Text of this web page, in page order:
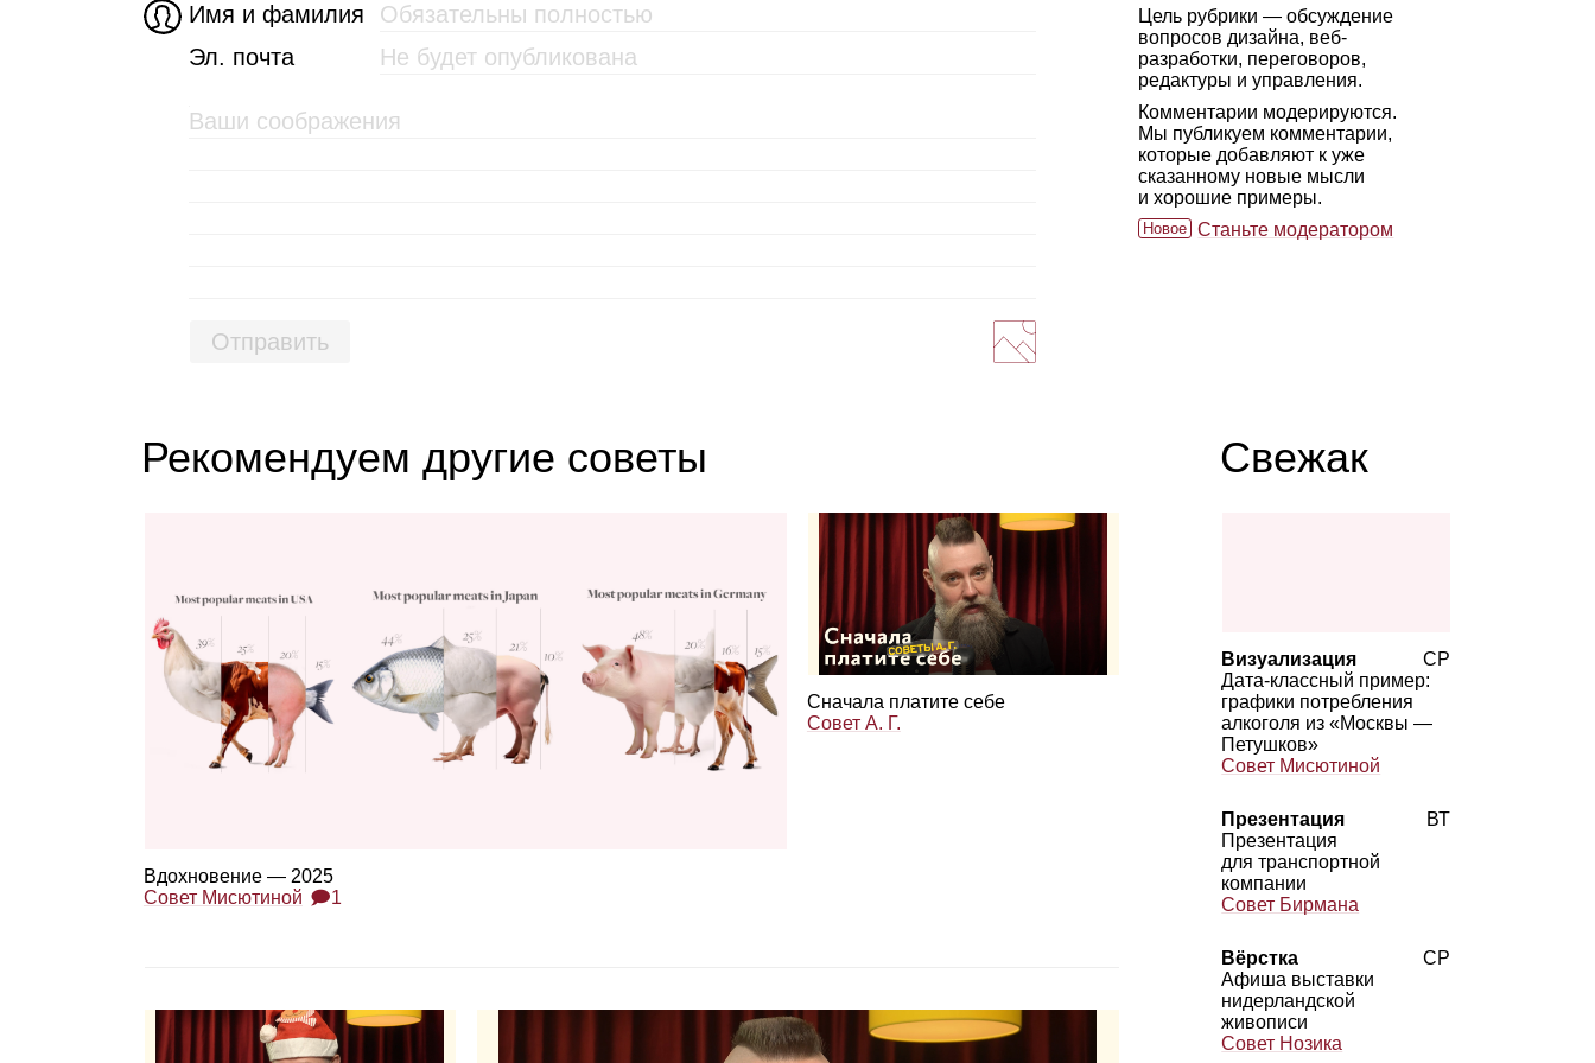
Имя и фамилия
Эл. почта
Отправить
Цель рубрики — обсуждение
вопросов дизайна, веб-
разработки, переговоров,
редактуры и управления.
Комментарии модерируются.
Мы публикуем комментарии,
которые добавляют к уже
сказанному новые мысли
и хорошие примеры.
Новое Станьте модератором
Рекомендуем другие советы
Вдох­но­ве­ние — 2025
Совет Мисютиной 🗩1
Сна­чала пла­тите себе
Совет А. Г.
Свежак
Визуализация
Дата‑классный пример:
графики потребления
алкоголя из «Москвы —
Петушков»
Совет Мисютиной
СР
Презентация
Презентация
для транспортной
компании
Совет Бирмана
ВТ
Вёрстка
Афиша выставки
нидерландской
живописи
Совет Нозика
СР